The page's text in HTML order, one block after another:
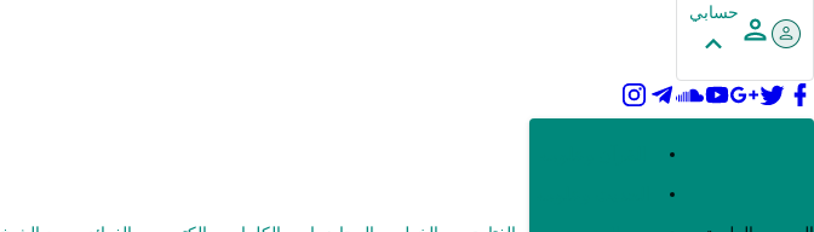
حسابي